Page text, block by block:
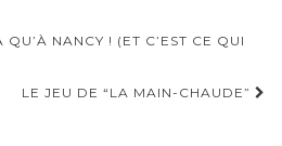
NANCY ! (ET C’EST CE QUI
LE JEU DE “LA MAIN-CHAUDE”